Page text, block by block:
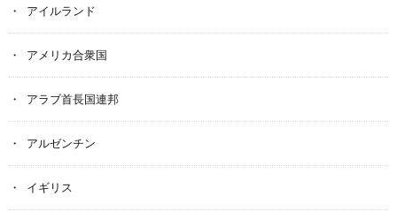
アイルランド
アメリカ合衆国
アラブ首長国連邦
アルゼンチン
イギリス